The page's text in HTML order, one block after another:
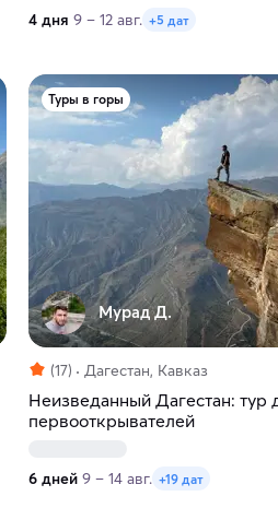
4 дня 9 – 12 авг. +5 дат
Туры в горы
Мурад Д.
(17) Дагестан, Кавказ
Неизведанный Дагестан: тур
первооткрывателей
6 дней 9 – 14 авг. +19 дат